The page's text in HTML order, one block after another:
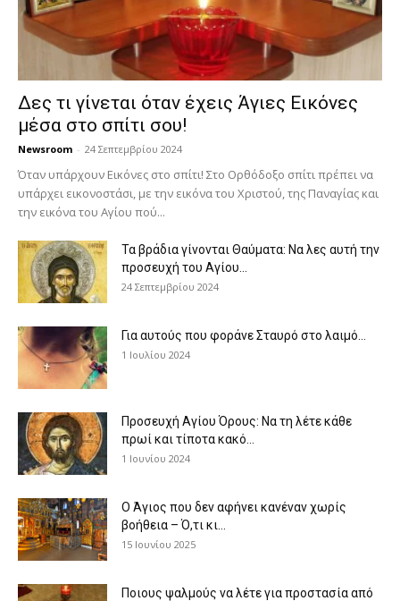
Δες τι γίνεται όταν έχεις Άγιες Εικόνες
μέσα στο σπίτι σου!
Newsroom - 24 Σεπτεμβρίου 2024
Όταν υπάρχουν Εικόνες στο σπίτι! Στο Ορθόδοξο σπίτι πρέπει να
υπάρχει εικονοστάσι, με την εικόνα του Χριστού, της Παν­αγίας και
την εικόνα του Αγίου πού...
Τα βράδια γίνονται Θαύματα: Να λες αυτή την
προσευχή του Αγίου...
24 Σεπτεμβρίου 2024
Για αυτούς που φοράνε Σταυρό στο λαιμό…
1 Ιουλίου 2024
Προσευχή Αγίου Όρους: Να τη λέτε κάθε
πρωί και τίποτα κακό...
1 Ιουνίου 2024
Ο Άγιος που δεν αφήνει κανέναν χωρίς
βοήθεια – Ό,τι κι...
15 Ιουνίου 2025
Ποιους ψαλμούς να λέτε για προστασία από